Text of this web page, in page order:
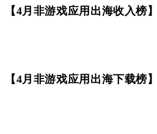
【4月非游戏应用出海收入榜】
【4月非游戏应用出海下载榜】